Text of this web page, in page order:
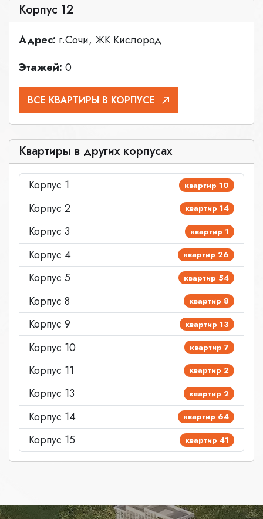
Корпус 12
Адрес: г.Сочи, ЖК Кислород
Этажей: 0
ВСЕ КВАРТИРЫ В КОРПУСЕ
Квартиры в других корпусах
Корпус 1 квартир 10
Корпус 2 квартир 14
Корпус 3 квартир 1
Корпус 4 квартир 26
Корпус 5 квартир 54
Корпус 8 квартир 8
Корпус 9 квартир 13
Корпус 10 квартир 7
Корпус 11 квартир 2
Корпус 13 квартир 2
Корпус 14 квартир 64
Корпус 15 квартир 41